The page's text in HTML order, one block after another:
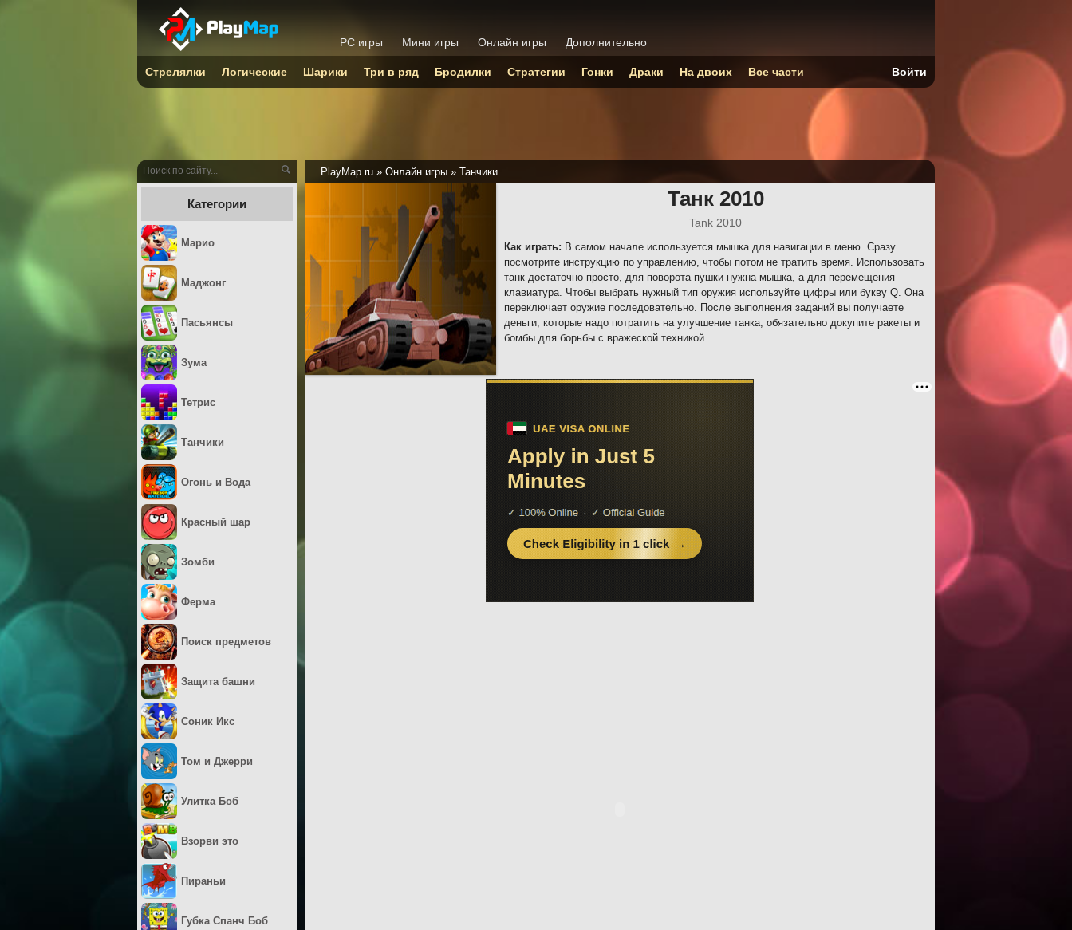
PlayMap.ru » Онлайн игры » Танчики
Танк 2010
Tank 2010
Как играть: В самом начале используется мышка для навигации в меню. Сразу
посмотрите инструкцию по управлению, чтобы потом не тратить время. Использовать
танк достаточно просто, для поворота пушки нужна мышка, а для перемещения
клавиатура. Чтобы выбрать нужный тип оружия используйте цифры или букву Q. Она
переключает оружие последовательно. После выполнения заданий вы получаете
деньги, которые надо потратить на улучшение танка, обязательно докупите ракеты и
бомбы для борьбы с вражеской техникой.
Категории
Марио
Маджонг
Пасьянсы
Зума
Тетрис
Танчики
Огонь и Вода
Красный шар
Зомби
Ферма
Поиск предметов
Защита башни
Соник Икс
Том и Джерри
Улитка Боб
Взорви это
Пираньи
Губка Спанч Боб
PC игры Мини игры Онлайн игры Дополнительно
Стрелялки Логические Шарики Три в ряд Бродилки Стратегии Гонки Драки На двоих Все части Войти